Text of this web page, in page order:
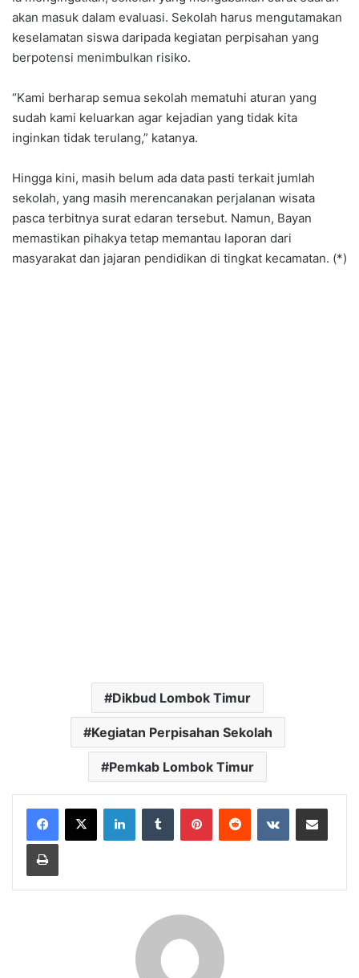
akan masuk dalam evaluasi. Sekolah harus mengutamakan
keselamatan siswa daripada kegiatan perpisahan yang
berpotensi menimbulkan risiko.
“Kami berharap semua sekolah mematuhi aturan yang
sudah kami keluarkan agar kejadian yang tidak kita
inginkan tidak terulang,” katanya.
Hingga kini, masih belum ada data pasti terkait jumlah
sekolah, yang masih merencanakan perjalanan wisata
pasca terbitnya surat edaran tersebut. Namun, Bayan
memastikan pihakya tetap memantau laporan dari
masyarakat dan jajaran pendidikan di tingkat kecamatan. (*)
Dikbud Lombok Timur
Kegiatan Perpisahan Sekolah
Pemkab Lombok Timur
LinkedInTumblr PinterestReddit VKontakteBagikan Lewat Email
Cetak